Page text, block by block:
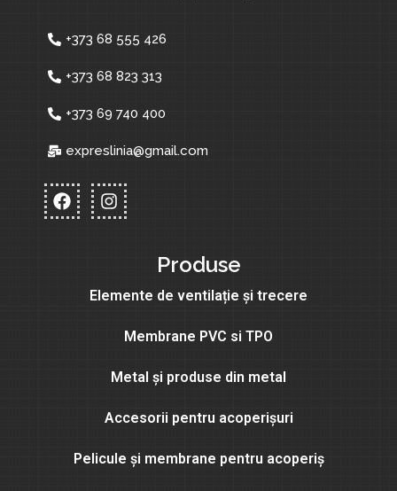
+373 68 555 426
+373 68 823 313
+373 69 740 400
expreslinia@gmail.com
Produse
Elemente de ventilație și trecere
Membrane PVC si TPO
Metal și produse din metal
Accesorii pentru acoperișuri
Pelicule și membrane pentru acoperiș